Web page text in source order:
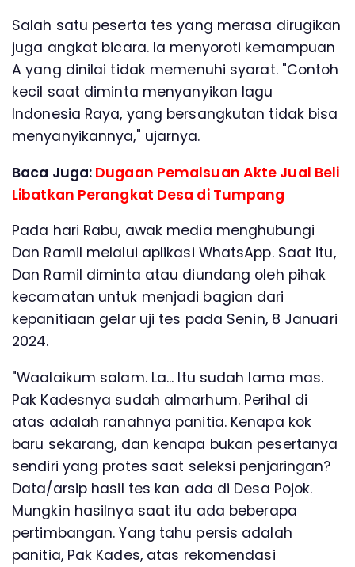
Salah satu peserta tes yang merasa dirugikan
juga angkat bicara. Ia menyoroti kemampuan
A yang dinilai tidak memenuhi syarat. "Contoh
kecil saat diminta menyanyikan lagu
Indonesia Raya, yang bersangkutan tidak bisa
menyanyikannya," ujarnya.
Baca Juga: Dugaan Pemalsuan Akte Jual Beli
Libatkan Perangkat Desa di Tumpang
Pada hari Rabu, awak media menghubungi
Dan Ramil melalui aplikasi WhatsApp. Saat itu,
Dan Ramil diminta atau diundang oleh pihak
kecamatan untuk menjadi bagian dari
kepanitiaan gelar uji tes pada Senin, 8 Januari
2024.
"Waalaikum salam. La... Itu sudah lama mas.
Pak Kadesnya sudah almarhum. Perihal di
atas adalah ranahnya panitia. Kenapa kok
baru sekarang, dan kenapa bukan pesertanya
sendiri yang protes saat seleksi penjaringan?
Data/arsip hasil tes kan ada di Desa Pojok.
Mungkin hasilnya saat itu ada beberapa
pertimbangan. Yang tahu persis adalah
panitia, Pak Kades, atas rekomendasi